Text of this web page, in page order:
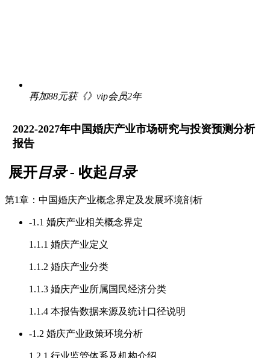
再加88元获《》vip会员2年
2022-2027年中国婚庆产业市场研究与投资预测分析
报告
展开目录 - 收起目录
第1章：中国婚庆产业概念界定及发展环境剖析
-1.1 婚庆产业相关概念界定
1.1.1 婚庆产业定义
1.1.2 婚庆产业分类
1.1.3 婚庆产业所属国民经济分类
1.1.4 本报告数据来源及统计口径说明
-1.2 婚庆产业政策环境分析